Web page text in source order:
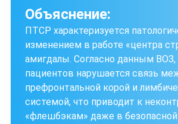
Объяснение:
ПТСР характеризуется
изменением в работе «центра
амигдалы. Согласно данным ВОЗ,
пациентов нарушается связь
префронтальной корой и
системой, что приводит к
«флешбэкам» даже в безопасной